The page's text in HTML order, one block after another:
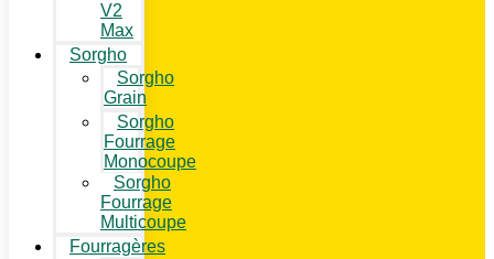
V2
Max
Sorgho
Sorgho
Grain
Sorgho
Fourrage
Monocoupe
Sorgho
Fourrage
Multicoupe
Fourragères